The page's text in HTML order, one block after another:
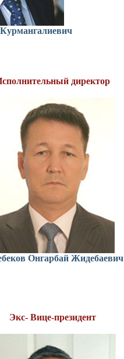
директор
Онгарбай Жидебаевич
Экс- Вице-президент